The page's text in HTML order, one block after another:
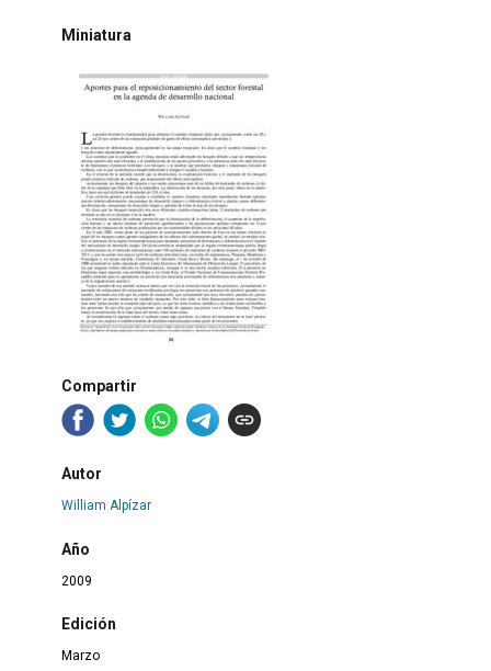
Miniatura
Compartir
Autor
William Alpízar
Año
2009
Edición
Marzo